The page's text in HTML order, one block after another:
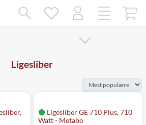
Ligesliber
Ligesliber GE 710 Plus, 710
Watt - Metabo